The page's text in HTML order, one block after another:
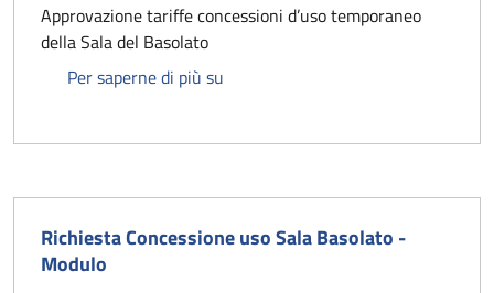
Approvazione tariffe concessioni d’uso temporaneo
della Sala del Basolato
Per saperne di più su
Richiesta Concessione uso Sala Basolato -
Modulo